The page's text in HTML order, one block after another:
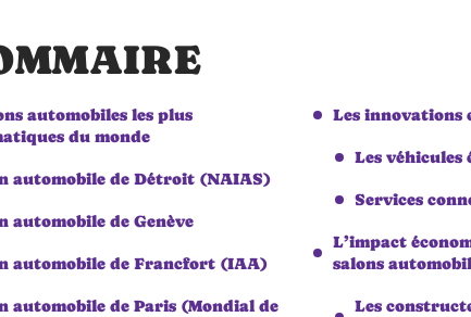
automobiles les plus
du monde
automobile de Détroit (NAIAS)
automobile de Genève
automobile de Francfort (IAA)
automobile de Paris (Mondial de
Les innovations
Les véhicules
Services
L’impact
salons
Les